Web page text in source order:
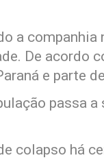
a
De acordo
e parte
passa
colapso há